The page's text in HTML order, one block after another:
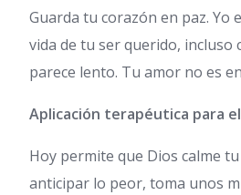
Guarda tu corazón en paz. Yo
vida de tu ser querido, incluso
parece lento. Tu amor no es
Aplicación terapéutica para
Hoy permite que Dios calme
anticipar lo peor, toma unos